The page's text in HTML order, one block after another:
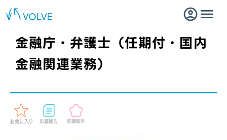
金融庁・弁護士（任期付・国内
金融関連業務）